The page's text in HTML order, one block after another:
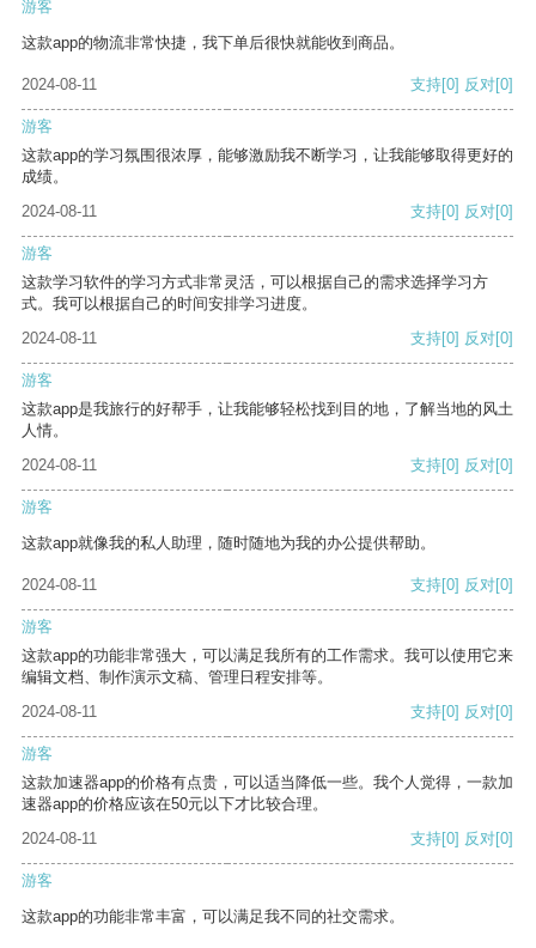
游客
这款app的物流非常快捷，我下单后很快就能收到商品。
2024-08-11 支持[0] 反对[0]
游客
这款app的学习氛围很浓厚，能够激励我不断学习，让我能够取得更好的
成绩。
2024-08-11
支持[0] 反对[0]
游客
这款学习软件的学习方式非常灵活，可以根据自己的需求选择学习方
式。我可以根据自己的时间安排学习进度。
2024-08-11
支持[0] 反对[0]
游客
这款app是我旅行的好帮手，让我能够轻松找到目的地，了解当地的风土
人情。
2024-08-11
支持[0] 反对[0]
游客
这款app就像我的私人助理，随时随地为我的办公提供帮助。
2024-08-11 支持[0] 反对[0]
游客
这款app的功能非常强大，可以满足我所有的工作需求。我可以使用它来
编辑文档、制作演示文稿、管理日程安排等。
2024-08-11
支持[0] 反对[0]
游客
这款加速器app的价格有点贵，可以适当降低一些。我个人觉得，一款加
速器app的价格应该在50元以下才比较合理。
2024-08-11
支持[0] 反对[0]
游客
这款app的功能非常丰富，可以满足我不同的社交需求。